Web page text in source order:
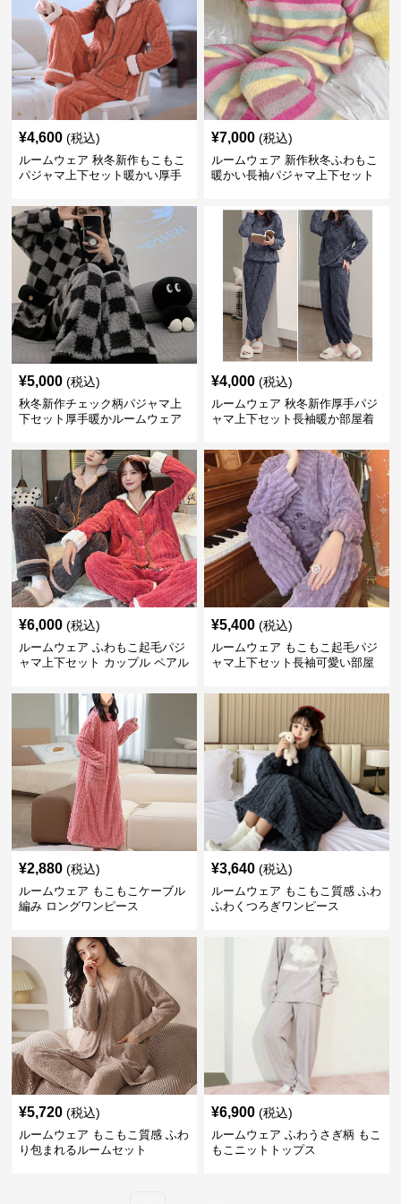
¥4,600 (税込)
ルームウェア 秋冬新作もこもこ
パジャマ上下セット暖かい厚手
¥7,000 (税込)
ルームウェア 新作秋冬ふわもこ
暖かい長袖パジャマ上下セット
¥5,000 (税込)
秋冬新作チェック柄パジャマ上
下セット厚手暖かルームウェア
¥4,000 (税込)
ルームウェア 秋冬新作厚手パジ
ャマ上下セット長袖暖か部屋着
¥6,000 (税込)
ルームウェア ふわもこ起毛パジ
ャマ上下セット カップル ペアル
¥5,400 (税込)
ルームウェア もこもこ起毛パジ
ャマ上下セット長袖可愛い部屋
¥2,880 (税込)
ルームウェア もこもこケーブル
編み ロングワンピース
¥3,640 (税込)
ルームウェア もこもこ質感 ふわ
ふわくつろぎワンピース
¥5,720 (税込)
ルームウェア もこもこ質感 ふわ
り包まれるルームセット
¥6,900 (税込)
ルームウェア ふわうさぎ柄 もこ
もこニットトップス